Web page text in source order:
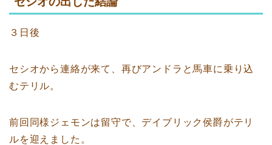
３日後
セシオから連絡が来て、再びアンドラと馬車に乗り込
むテリル。
前回同様ジェモンは留守で、デイブリック侯爵がテリ
ルを迎えました。